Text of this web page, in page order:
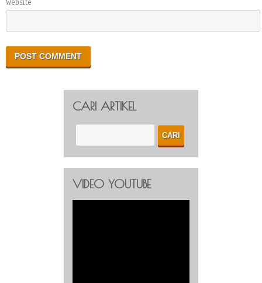
Website
CARI ARTIKEL
VIDEO YOUTUBE